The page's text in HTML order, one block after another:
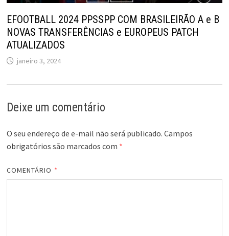
EFOOTBALL 2024 PPSSPP COM BRASILEIRÃO A e B
NOVAS TRANSFERÊNCIAS e EUROPEUS PATCH
ATUALIZADOS
janeiro 3, 2024
Deixe um comentário
O seu endereço de e-mail não será publicado. Campos
obrigatórios são marcados com *
COMENTÁRIO *